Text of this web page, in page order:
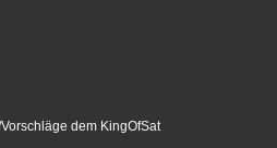
dem KingOfSat